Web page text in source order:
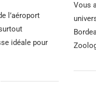
l’aéroport
idéale pour
Vous